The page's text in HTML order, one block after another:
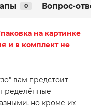
0 Вопрос-
на картинке
и в комплект не
вам предстоит
но кроме их